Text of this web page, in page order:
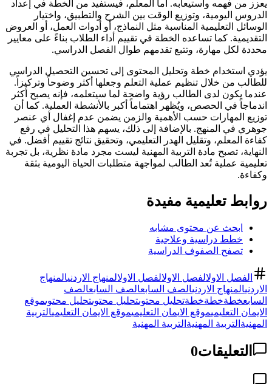
يعزز من فهمه واستيعابه. أما المعلم، فيستفيد من الخطة في إعداد
الدروس اليومية، وتوزيع الوقت بين الشرح والتطبيق، واختيار
الوسائل التعليمية المناسبة مثل النماذج، أو أدوات العمل، أو العروض
التقديمية. كما تساعده الخطة في تقييم أداء الطلاب بناءً على معايير
محددة لكل مهارة، وتتبع تقدمهم طوال الفصل الدراسي.
يؤدي استخدام خطة وتحليل المحتوى إلى تحسين التحصيل الدراسي
للطالب من خلال تنظيم عملية التعلم وجعلها أكثر وضوحاً وتركيزاً.
عندما يكون لدى الطالب رؤية واضحة لما سيتعلمه، فإنه يصبح أكثر
اندماجاً في الحصص، ويُظهر اهتماماً أكبر بالأنشطة العملية. كما أن
توزيع المهارات حسب الأهمية والزمن يضمن عدم إغفال أي عنصر
جوهري في المنهج. بالإضافة إلى ذلك، يسهم هذا التحليل في رفع
كفاءة المعلم، وتقليل الهدر التعليمي، وتحقيق نتائج تقييم أفضل. في
النهاية، تصبح مادة التربية المهنية ليست مجرد مادة نظرية، بل تجربة
تعليمية عملية تُعد الطالب لمواجهة متطلبات الحياة اليومية بثقة
وكفاءة.
روابط تعليمية مفيدة
ابحث عن محتوى مشابه
خطط دراسية وعلاجية
تصفح الصفوف الدراسية
الفصل الاولالفصل الاولالفصل الاولالمنهاج الاردنيالمنهاج
الاردنيالمنهاج الاردنيالصف السابعالصف السابعالصف
السابعخطةخطةخطةتحليل محتوىتحليل محتوىتحليل محتوىموقع
الايمان التعليميموقع الايمان التعليميموقع الايمان التعليميالتربية
المهنية التربية المهنية التربية المهنية
التعليقات0